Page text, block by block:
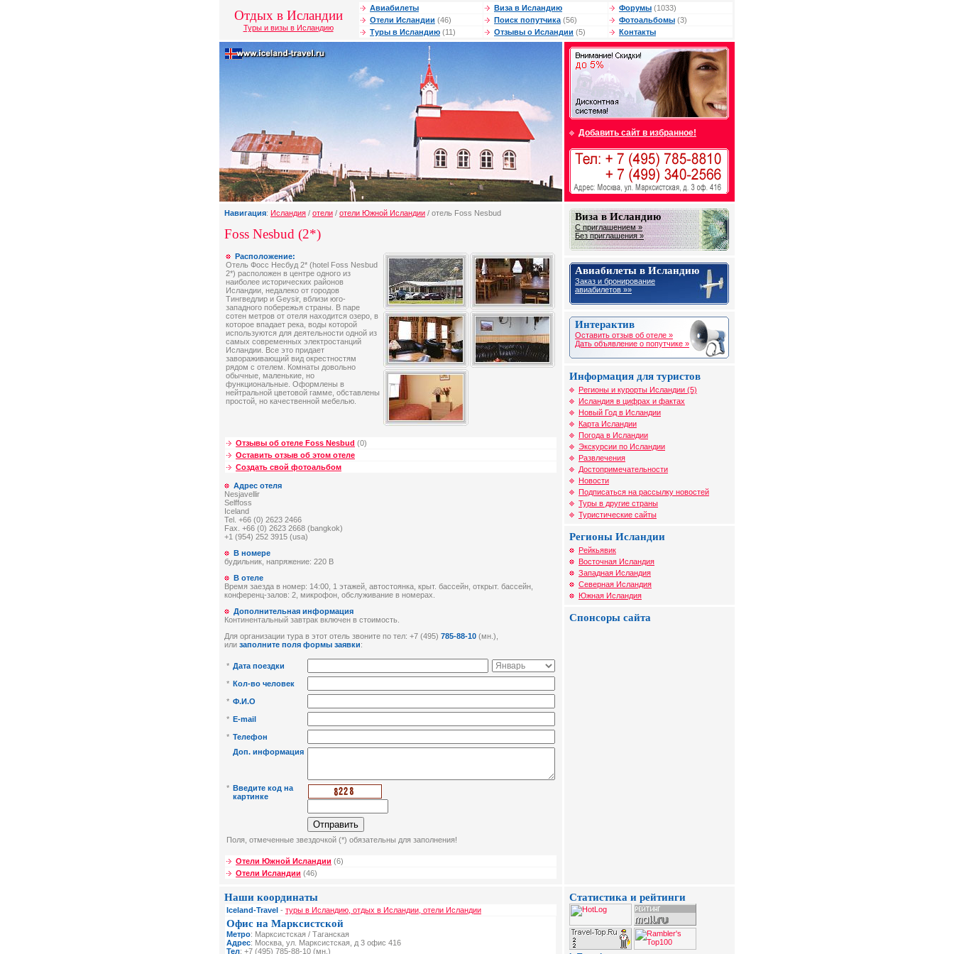
Отдых в Исландии
Туры и визы в Исландию
Авиабилеты Виза в Исландию Форумы (1033)
Отели Исландии (46) Поиск попутчика (56) Фотоальбомы (3)
Туры в Исландию (11) Отзывы о Исландии (5) Контакты
Добавить сайт в избранное!
Навигация: Исландия / отели / отели Южной Исландии / отель Foss Nesbud
Foss Nesbud (2*)
Расположение:
Отель Фосс Несбуд 2* (hotel Foss Nesbud
2*) расположен в центре одного из
наиболее исторических районов
Исландии, недалеко от городов
Тингведлир и Geysir, вблизи юго-
западного побережья страны. В паре
сотен метров от отеля находится озеро, в
которое впадает река, воды которой
используются для деятельности одной из
самых современных электростанций
Исландии. Все это придает
завораживающий вид окрестностям
рядом с отелем. Комнаты довольно
обычные, маленькие, но
функциональные. Оформлены в
нейтральной цветовой гамме, обставлены
простой, но качественной мебелью.
Отзывы об отеле Foss Nesbud (0)
Оставить отзыв об этом отеле
Создать свой фотоальбом
Адрес отеля
Nesjavellir
Selffoss
Iceland
Tel. +66 (0) 2623 2466
Fax. +66 (0) 2623 2668 (bangkok)
+1 (954) 252 3915 (usa)
В номере
будильник, напряжение: 220 В
В отеле
Время заезда в номер: 14:00, 1 этажей, автостоянка, крыт. бассейн, открыт. бассейн,
конференц-залов: 2, микрофон, обслуживание в номерах.
Дополнительная информация
Континентальный завтрак включен в стоимость.
Для организации тура в этот отель звоните по тел: +7 (495) 785-88-10 (мн.),
или заполните поля формы заявки:
* Дата поездки
* Кол-во человек
* Ф.И.О
* E-mail
* Телефон
Доп. информация
* Введите код на
картинке
Поля, отмеченные звездочкой (*) обязательны для заполнения!
Отели Южной Исландии (6)
Отели Исландии (46)
Виза в Исландию
С приглашением »
Без приглашения »
Авиабилеты в Исландию
Заказ и бронирование
авиабилетов »»
Интерактив
Оставить отзыв об отеле »
Дать объявление о попутчике »
Информация для туристов
Регионы и курорты Исландии (5)
Исландия в цифрах и фактах
Новый Год в Исландии
Карта Исландии
Погода в Исландии
Экскурсии по Исландии
Развлечения
Достопримечательности
Новости
Подписаться на рассылку новостей
Туры в другие страны
Туристические сайты
Регионы Исландии
Рейкьявик
Восточная Исландия
Западная Исландия
Северная Исландия
Южная Исландия
Спонсоры сайта
Наши координаты
Iceland-Travel - туры в Исландию, отдых в Исландии, отели Исландии
Офис на Марксистской
Метро: Марксистская / Таганская
Адрес: Москва, ул. Марксистская, д 3 офис 416
Тел: +7 (495) 785-88-10 (мн.)
Статистика и рейтинги